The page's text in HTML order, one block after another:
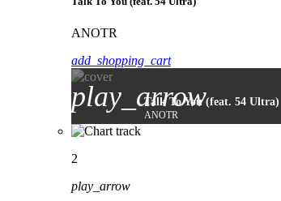
ANOTR
add_shopping_cart
play_arrowTalk To You (feat. 54 Ultra)
ANOTR
2
play_arrow